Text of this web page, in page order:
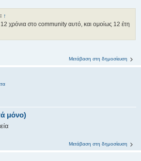
↑
12 χρόνια στο community αυτό, και ομοίως 12 έτη
Μετάβαση στη δημοσίευση
μόνο)
Μετάβαση στη δημοσίευση